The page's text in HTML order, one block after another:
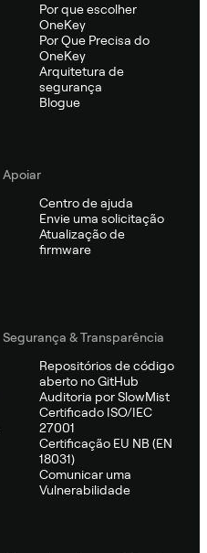
Por que escolher
OneKey
Por Que Precisa do
OneKey
Arquitetura de
segurança
Blogue
Apoiar
Centro de ajuda
Envie uma solicitação
Atualização de
firmware
Segurança & Transparência
Repositórios de código
aberto no GitHub
Auditoria por SlowMist
Certificado ISO/IEC
27001
Certificação EU NB (EN
18031)
Comunicar uma
Vulnerabilidade